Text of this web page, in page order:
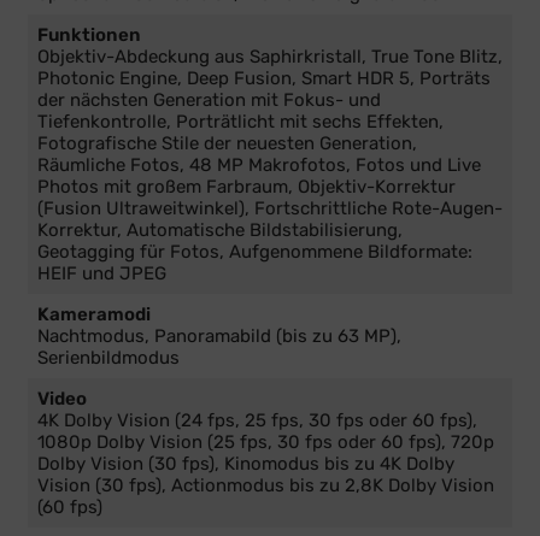
Funktionen
Objektiv-Abdeckung aus Saphirkristall, True Tone Blitz,
Photonic Engine, Deep Fusion, Smart HDR 5, Porträts
der nächsten Gene­ra­tion mit Fokus- und
Tiefenkontrolle, Porträt­licht mit sechs Effekten,
Fotografische Stile der neu­esten Gene­ra­tion,
Räumliche Fotos, 48 MP Makrofotos, Fotos und Live
Photos mit großem Farb­raum, Objektiv-Korrektur
(Fusion Ultra­weit­winkel), Fort­schrittliche Rote-Augen-
Korrektur, Auto­matische Bild­stabi­li­sierung,
Geotagging für Fotos, Aufgenommene Bildformate:
HEIF und JPEG
Kameramodi
Nacht­modus, Panoramabild (bis zu 63 MP),
Serienbildmodus
Video
4K Dolby Vision (24 fps, 25 fps, 30 fps oder 60 fps),
1080p Dolby Vision (25 fps, 30 fps oder 60 fps), 720p
Dolby Vision (30 fps), Kino­modus bis zu 4K Dolby
Vision (30 fps), Actionmodus bis zu 2,8K Dolby Vision
(60 fps)